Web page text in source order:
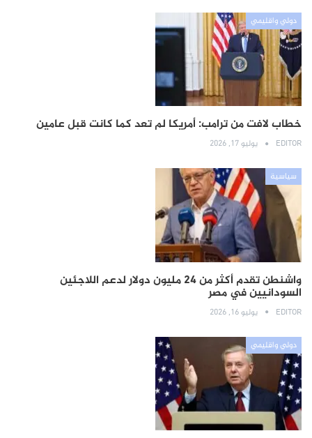
دولي واقليمي
خطاب لافت من ترامب: أمريكا لم تعد كما كانت قبل عامين
EDITOR يوليو 17, 2026
سياسية
واشنطن تقدم أكثر من 24 مليون دولار لدعم اللاجئين
السودانيين في مصر
EDITOR يوليو 16, 2026
دولي واقليمي